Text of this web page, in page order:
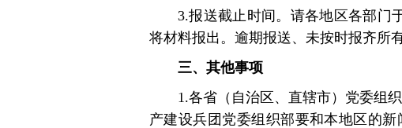
3.报送截止时间。请各地区各部门
将材料报出。逾期报送、未按时报齐所
三、其他事项
1.各省（自治区、直辖市）党委组
产建设兵团党委组织部要和本地区的